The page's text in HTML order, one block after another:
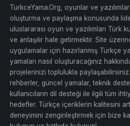
TurkceYama.Org, oyunlar ve
oluşturma ve paylaşma konusunda
uluslararası oyun ve yazılımları Türk
ve anlaşılır hale getirmektir. Site
uygulamalar için hazırlanmış Türkçe
yamaları nasıl oluşturacağınız
projelerinizi toplulukla
rehberler, güncel yamalar, teknik
kullanıcıların dil desteği ile ilgili tüm
hedefler. Türkçe içeriklerin kalitesini
deneyimini zenginleştirmek için bize